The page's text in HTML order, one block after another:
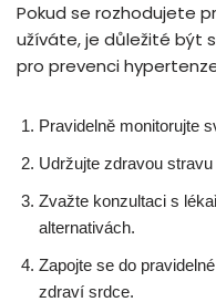
Pokud se rozhodujete
užíváte, je důležité být
pro prevenci
Pravidelně monitorujte
Udržujte zdravou
Zvažte konzultaci s
alternativách.
Zapojte se do
zdraví srdce.